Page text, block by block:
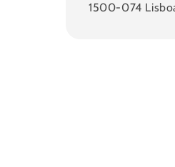
1500-074